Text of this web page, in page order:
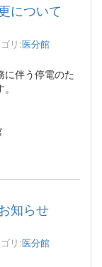
について
リ:医分館
に伴う停電のた
知らせ
リ:医分館